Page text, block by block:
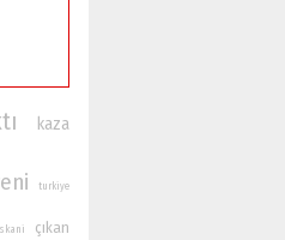
kaza
turkiye
çıkan